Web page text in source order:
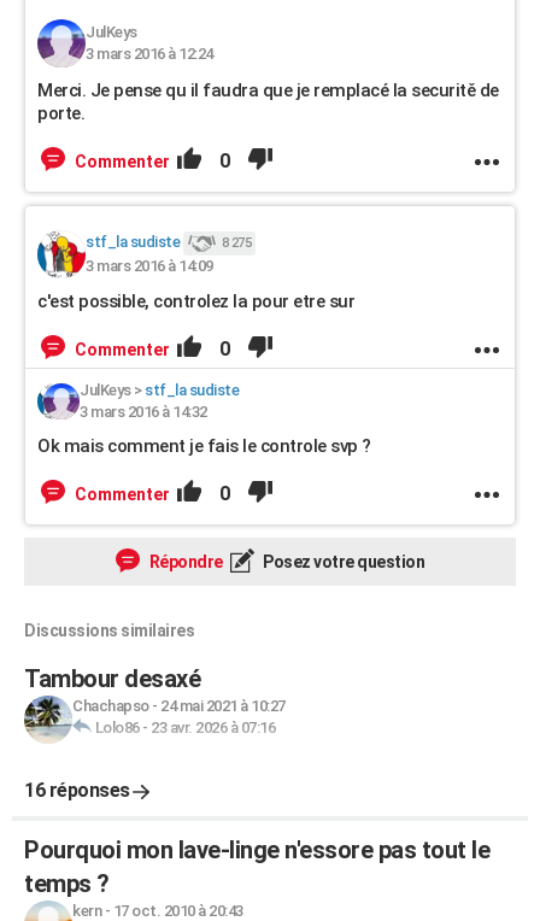
JulKeys
3 mars 2016 à 12:24
Merci. Je pense qu il faudra que je remplacé la securitě de
porte.
Commenter 0
stf_la sudiste 8 275
3 mars 2016 à 14:09
c'est possible, controlez la pour etre sur
Commenter 0
JulKeys> stf_la sudiste
3 mars 2016 à 14:32
Ok mais comment je fais le controle svp ?
Commenter 0
Répondre Posez votre question
Discussions similaires
Tambour desaxé
Chachapso- 24 mai 2021 à 10:27
Lolo86- 23 avr. 2026 à 07:16
16 réponses
Pourquoi mon lave-linge n'essore pas tout le
temps ?
kern- 17 oct. 2010 à 20:43